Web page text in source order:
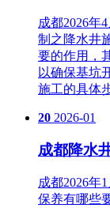
成都2026年
制之降水井
要的作用，
以确保基坑
施工的具体
20 2026-01
成都降水
成都2026年
保养有哪些